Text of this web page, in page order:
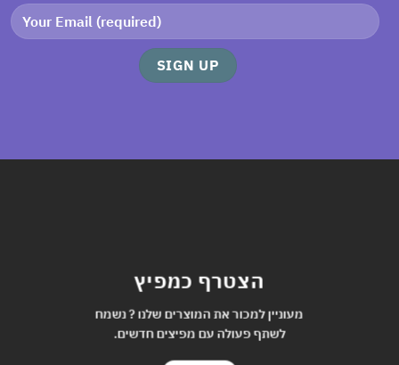
הצטרף כמפיץ
מעוניין למכור את המוצרים שלנו ? נשמח
לשתף פעולה עם מפיצים חדשים.